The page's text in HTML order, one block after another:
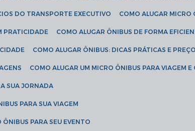
DO TRANSPORTE EXECUTIVO COMO ALUGAR
PRATICIDADE COMO ALUGAR ÔNIBUS DE FORMA
COMO ALUGAR ÔNIBUS: DICAS PRÁTICAS E
COMO ALUGAR UM MICRO ÔNIBUS PARA VIAGEM
SUA JORNADA
PARA SUA VIAGEM
ÔNIBUS PARA SEU EVENTO